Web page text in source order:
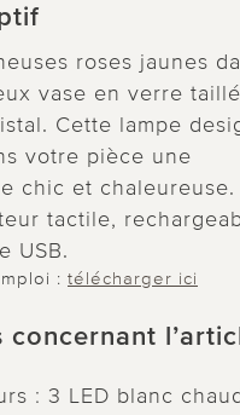
roses jaunes
vase en verre taillé
Cette lampe
votre pièce une
chic et chaleureuse.
tactile,
USB.
: télécharger ici
concernant
: 3 LED blanc